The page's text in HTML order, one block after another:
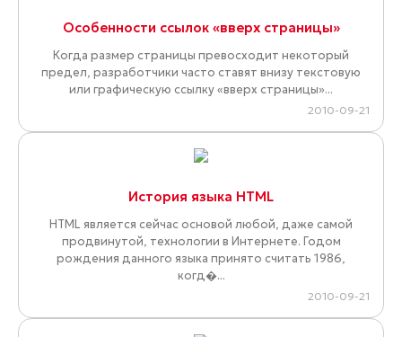
Особенности ссылок «вверх страницы»
Когда размер страницы превосходит некоторый
предел, разработчики часто ставят внизу текстовую
или графическую ссылку «вверх страницы»...
2010-09-21
История языка HTML
HTML является сейчас основой любой, даже самой
продвинутой, технологии в Интернете. Годом
рождения данного языка принято считать 1986,
когд�...
2010-09-21